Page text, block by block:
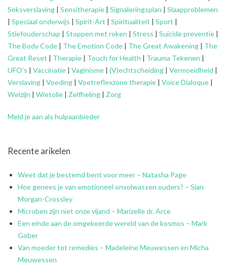
Seksverslaving | Sensitherapie | Signaleringsplan | Slaapproblemen
| Speciaal onderwijs | Spirit-Art | Spiritualiteit | Sport |
Stiefouderschap | Stoppen met roken | Stress | Suïcide preventie |
The Body Code | The Emotion Code | The Great Awakening | The
Great Reset | Therapie | Touch for Health | Trauma Tekenen |
UFO’s | Vaccinatie | Vaginisme | (V)echtscheiding | Vermoeidheid |
Verslaving | Voeding | Voetreflexzone therapie | Voice Dialoque |
Welzijn | Wietolie | Zelfheling | Zorg
Meld je aan als hulpaanbieder
Recente arikelen
Weet dat je bestemd bent voor meer – Natasha Page
Hoe genees je van emotioneel onvolwassen ouders? – Sian
Morgan-Crossley
Microben zijn niet onze vijand – Marizelle dr. Arce
Een einde aan de omgekeerde wereld van de kosmos – Mark
Gober
Van moeder tot remedies – Madeleine Meuwessen en Micha
Meuwessen